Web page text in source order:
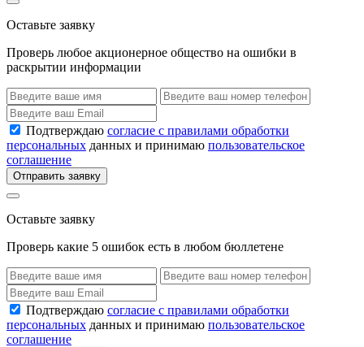
Оставьте заявку
Проверь любое акционерное общество на ошибки в
раскрытии информации
Подтверждаю согласие с правилами обработки
персональных данных и принимаю пользовательское
соглашение
Отправить заявку
Оставьте заявку
Проверь какие 5 ошибок есть в любом бюллетене
Подтверждаю согласие с правилами обработки
персональных данных и принимаю пользовательское
соглашение